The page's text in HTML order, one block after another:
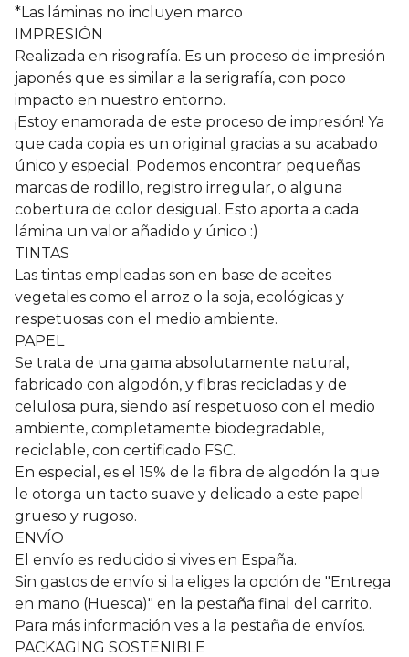
*Las láminas no incluyen marco
IMPRESIÓN
Realizada en risografía. Es un proceso de impresión
japonés que es similar a la serigrafía, con poco
impacto en nuestro entorno.
¡Estoy enamorada de este proceso de impresión! Ya
que cada copia es un original gracias a su acabado
único y especial. Podemos encontrar pequeñas
marcas de rodillo, registro irregular, o alguna
cobertura de color desigual. Esto aporta a cada
lámina un valor añadido y único :)
TINTAS
Las tintas empleadas son en base de aceites
vegetales como el arroz o la soja, ecológicas y
respetuosas con el medio ambiente.
PAPEL
Se trata de una gama absolutamente natural,
fabricado con algodón, y fibras recicladas y de
celulosa pura, siendo así respetuoso con el medio
ambiente, completamente biodegradable,
reciclable, con certificado FSC.
En especial, es el 15% de la fibra de algodón la que
le otorga un tacto suave y delicado a este papel
grueso y rugoso.
ENVÍO
El envío es reducido si vives en España.
Sin gastos de envío si la eliges la opción de "Entrega
en mano (Huesca)" en la pestaña final del carrito.
Para más información ves a la pestaña de envíos.
PACKAGING SOSTENIBLE